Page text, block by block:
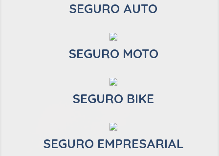
SEGURO AUTO
SEGURO MOTO
SEGURO BIKE
SEGURO EMPRESARIAL